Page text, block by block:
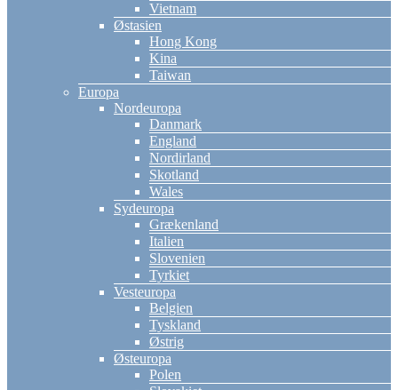
Vietnam
Østasien
Hong Kong
Kina
Taiwan
Europa
Nordeuropa
Danmark
England
Nordirland
Skotland
Wales
Sydeuropa
Grækenland
Italien
Slovenien
Tyrkiet
Vesteuropa
Belgien
Tyskland
Østrig
Østeuropa
Polen